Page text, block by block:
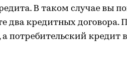
В таком случае вы
два кредитных договора.
а потребительский кредит